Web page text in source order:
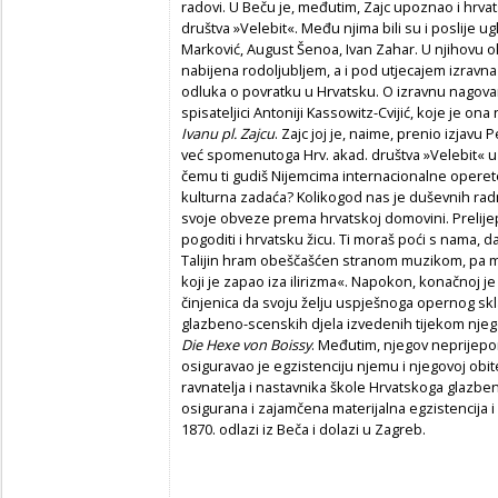
radovi. U Beču je, međutim, Zajc upoznao i
društva »Velebit«. Među njima bili su i poslije
Marković, August Šenoa, Ivan Zahar. U njihovu
nabijena rodoljubljem, a i pod utjecajem
odluka o povratku u Hrvatsku. O izravnu
spisateljici Antoniji Kassowitz-Cvijić, koje je
Ivanu pl. Zajcu. Zajc joj je, naime, prenio izjavu
već spomenutoga Hrv. akad. društva »Velebit«
čemu ti gudiš Nijemcima internacionalne
kulturna zadaća? Kolikogod nas je duševnih
svoje obveze prema hrvatskoj domovini.
pogoditi i hrvatsku žicu. Ti moraš poći s nama,
Talijin hram obeščašćen stranom muzikom, pa
koji je zapao iza ilirizma«. Napokon, konačnoj
činjenica da svoju želju uspješnoga opernog
glazbeno-scenskih djela izvedenih tijekom
Die Hexe von Boissy. Međutim, njegov
osiguravao je egzistenciju njemu i njegovoj
ravnatelja i nastavnika škole Hrvatskoga
osigurana i zajamčena materijalna egzistencija
1870. odlazi iz Beča i dolazi u Zagreb.